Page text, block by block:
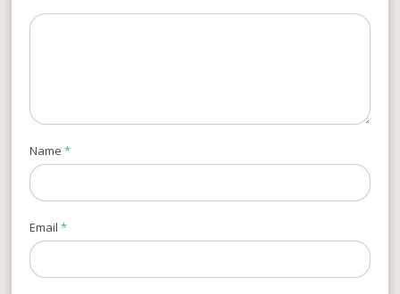
Name*
Email*